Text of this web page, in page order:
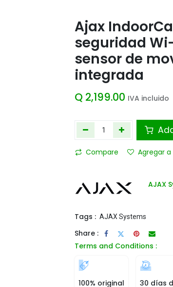
Ajax
seguridad
sensor de
integrada
Q 2,199.00 IVA incluido
Compare Agregar
AJAX
Tags : AJAX Systems
Share :
Terms and Conditions :
100% original
30 días